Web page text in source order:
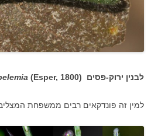
לבנין ירוק-פסים ((Esper, 1800
למין זה פונדקאים רבים ממשפחת